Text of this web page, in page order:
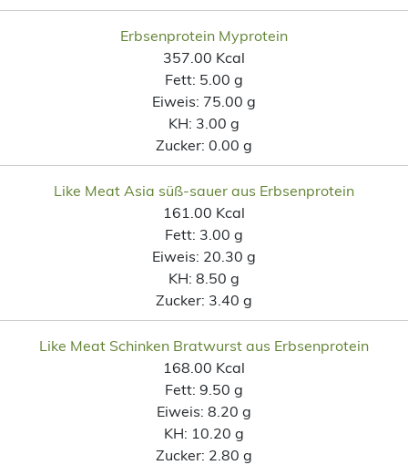
Erbsenprotein Myprotein
357.00 Kcal
Fett: 5.00 g
Eiweis: 75.00 g
KH: 3.00 g
Zucker: 0.00 g
Like Meat Asia süß-sauer aus Erbsenprotein
161.00 Kcal
Fett: 3.00 g
Eiweis: 20.30 g
KH: 8.50 g
Zucker: 3.40 g
Like Meat Schinken Bratwurst aus Erbsenprotein
168.00 Kcal
Fett: 9.50 g
Eiweis: 8.20 g
KH: 10.20 g
Zucker: 2.80 g